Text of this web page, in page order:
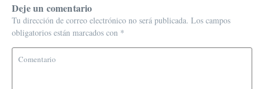
Deje un comentario
Tu dirección de correo electrónico no será publicada. Los campos
obligatorios están marcados con *